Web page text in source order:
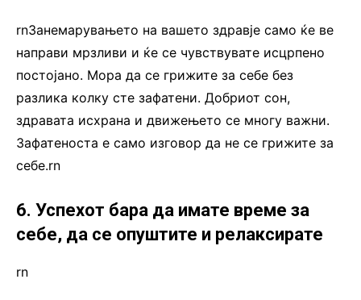
rnЗанемарувањето на вашето здравје само ќе ве
направи мрзливи и ќе се чувствувате исцрпено
постојано. Мора да се грижите за себе без
разлика колку сте зафатени. Добриот сон,
здравата исхрана и движењето се многу важни.
Зафатеноста е само изговор да не се грижите за
себе.rn
6. Успехот бара да имате време за
себе, да се опуштите и релаксирате
rn